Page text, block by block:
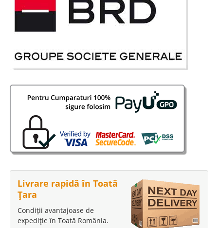
Livrare rapidă în Toată
Țara
Condiții avantajoase de
expediție în Toată România.